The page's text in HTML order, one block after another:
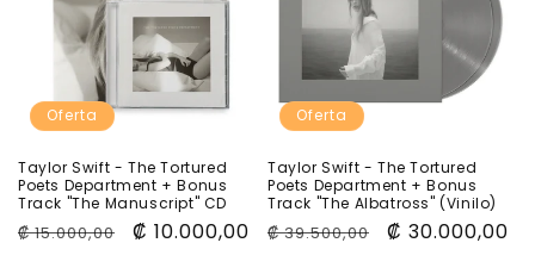
Oferta
Taylor Swift - The Tortured
Poets Department + Bonus
Track "The Manuscript" CD
Precio
₡ 15.000,00
Precio
₡ 10.000,00
Oferta
Taylor Swift - The Tortured
Poets Department + Bonus
Track "The Albatross" (Vinilo)
Precio
₡ 39.500,00
Precio
₡ 30.000,00